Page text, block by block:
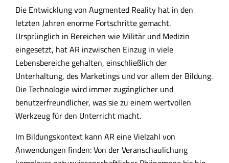
Die Entwicklung von Augmented Reality hat in den
letzten Jahren enorme Fortschritte gemacht.
Ursprünglich in Bereichen wie Militär und Medizin
eingesetzt, hat AR inzwischen Einzug in viele
Lebensbereiche gehalten, einschließlich der
Unterhaltung, des Marketings und vor allem der Bildung.
Die Technologie wird immer zugänglicher und
benutzerfreundlicher, was sie zu einem wertvollen
Werkzeug für den Unterricht macht.
Im Bildungskontext kann AR eine Vielzahl von
Anwendungen finden: Von der Veranschaulichung